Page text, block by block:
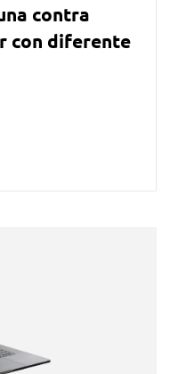
contra
con diferente